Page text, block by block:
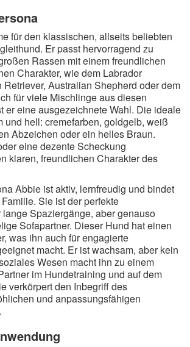
für den klassischen, allseits beliebten
Er passt hervorragend zu
Rassen mit einem freundlichen
Charakter, wie dem Labrador
Retriever, Australian Shepherd oder dem
für viele Mischlinge aus diesen
er eine ausgezeichnete Wahl. Die ideale
und hell: cremefarben, goldgelb, weiß
Abzeichen oder ein helles Braun.
eine dezente Scheckung
klaren, freundlichen Charakter des
Abbie ist aktiv, lernfreudig und bindet
Sie ist der perfekte
Spaziergänge, aber genauso
Sofapartner. Dieser Hund hat einen
was ihn auch für engagierte
macht. Er ist wachsam, aber kein
Wesen macht ihn zu einem
im Hundetraining und auf dem
verkörpert den Inbegriff des
und anpassungsfähigen